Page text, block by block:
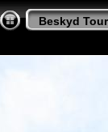
Beskyd